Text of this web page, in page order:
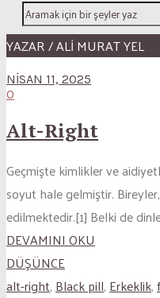
YAZAR / ALI MURAT YEL
NISAN 11, 2025
0
Alt-Right
Geçmişte kimlikler ve
soyut hale gelmiştir.
edilmektedir.[1] Belki de
DEVAMINI OKU
DÜŞÜNCE
alt-right,Black pill,Erkeklik,